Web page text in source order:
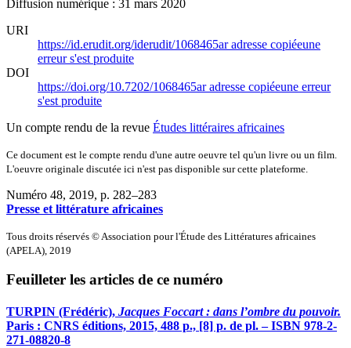
Diffusion numérique : 31 mars 2020
URI
https://id.erudit.org/iderudit/1068465aradresse copiéeune
erreur s'est produite
DOI
https://doi.org/10.7202/1068465aradresse copiéeune erreur
s'est produite
Un compte rendu de la revue Études littéraires africaines
Ce document est le compte rendu d'une autre oeuvre tel qu'un livre ou un film.
L'oeuvre originale discutée ici n'est pas disponible sur cette plateforme.
Numéro 48, 2019, p. 282–283
Presse et littérature africaines
Tous droits réservés © Association pour l'Étude des Littératures africaines
(APELA), 2019
Feuilleter les articles de ce numéro
TURPIN (Frédéric), Jacques Foccart : dans l’ombre du pouvoir.
Paris : CNRS éditions, 2015, 488 p., [8] p. de pl. – ISBN 978-2-
271-08820-8